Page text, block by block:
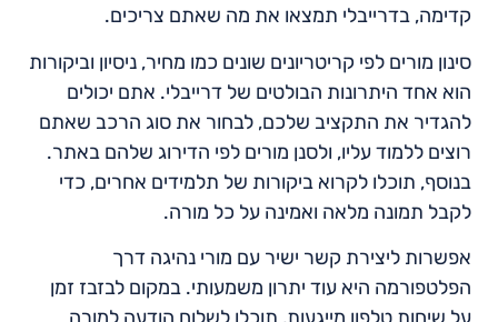
קדימה, בדרייבלי תמצאו את מה שאתם צריכים.
סינון מורים לפי קריטריונים שונים כמו מחיר, ניסיון וביקורות
הוא אחד היתרונות הבולטים של דרייבלי. אתם יכולים
להגדיר את התקציב שלכם, לבחור את סוג הרכב שאתם
רוצים ללמוד עליו, ולסנן מורים לפי הדירוג שלהם באתר.
בנוסף, תוכלו לקרוא ביקורות של תלמידים אחרים, כדי
לקבל תמונה מלאה ואמינה על כל מורה.
אפשרות ליצירת קשר ישיר עם מורי נהיגה דרך
הפלטפורמה היא עוד יתרון משמעותי. במקום לבזבז זמן